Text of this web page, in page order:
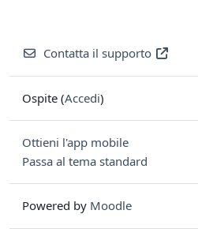
Contatta il supporto
Ospite (Accedi)
Ottieni l'app mobile
Passa al tema standard
Powered by Moodle